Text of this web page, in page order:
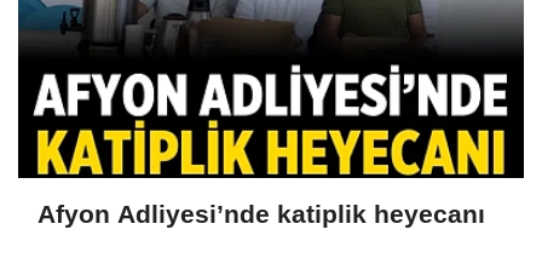
Afyon Adliyesi’nde katiplik heyecanı